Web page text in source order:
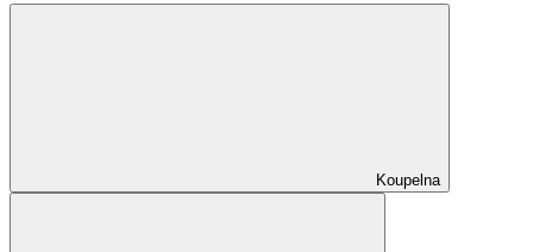
Koupelna